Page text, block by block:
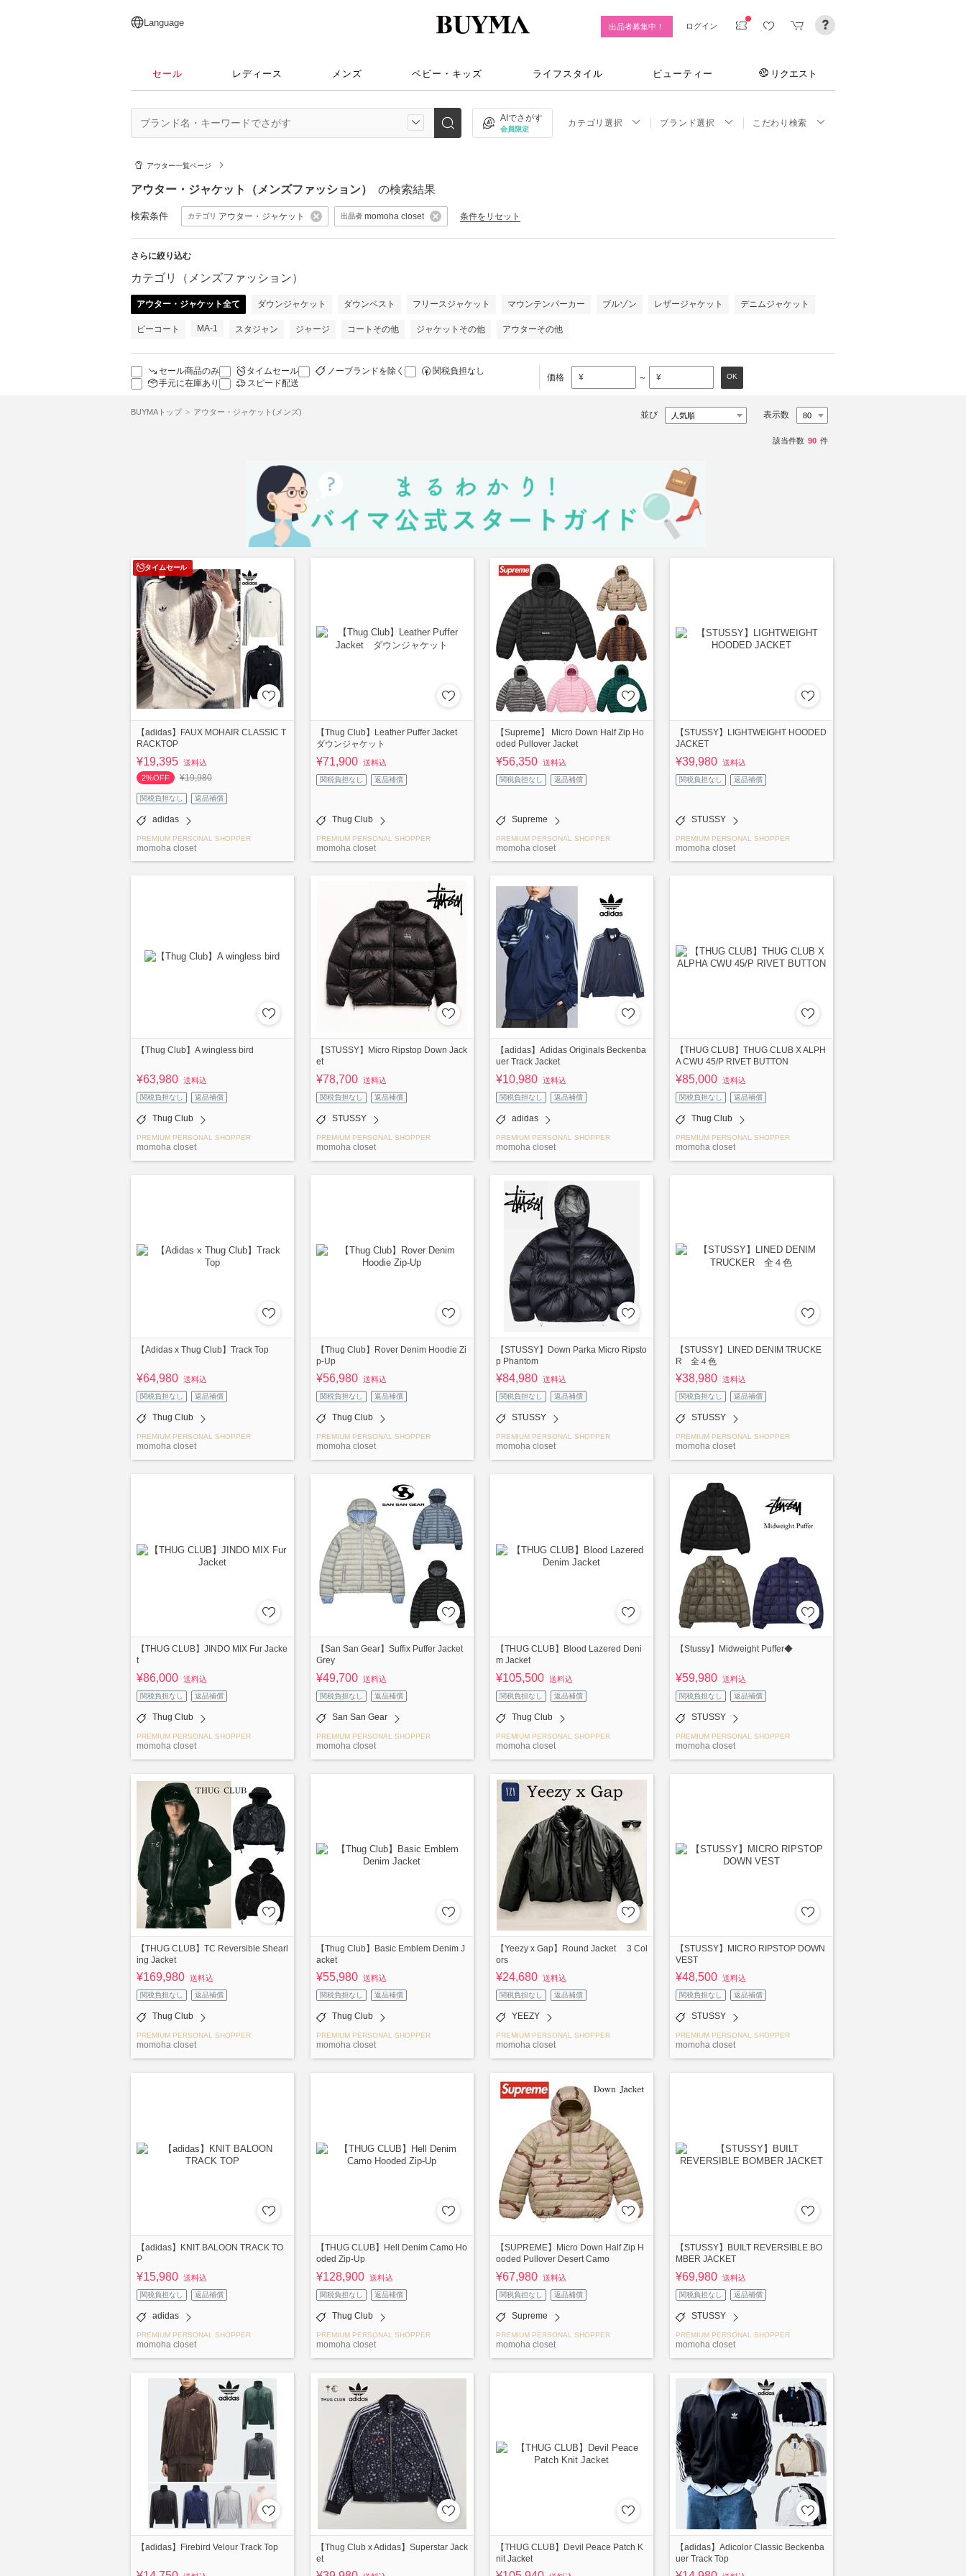
日本語
English
简体中文
繁體中文
Language 出品者募集中！ ログイン
セール レディース メンズ ベビー・キッズ ライフスタイル ビューティー リクエスト
AIでさがす
会員限定
カテゴリ選択 ブランド選択 こだわり検索
アウター一覧ページ
アウター・ジャケット（メンズファッション） の検索結果
検索条件 カテゴリ アウター・ジャケット 出品者 momoha closet 条件をリセット
さらに絞り込む
カテゴリ（メンズファッション）
アウター・ジャケット全て ダウンジャケット ダウンベスト フリースジャケット マウンテンパーカー ブルゾン レザージャケット デニムジャケット
ピーコート MA-1 スタジャン ジャージ コートその他 ジャケットその他 アウターその他
セール商品のみ タイムセール ノーブランドを除く
関税負担なし
手元に在庫あり
スピード配送
価格 ¥ ～ ¥ OK
BUYMAトップ アウター・ジャケット(メンズ) 並び 表示数
該当件数 90 件
タイムセール
【adidas】FAUX MOHAIR CLASSIC T
RACKTOP
¥19,395 送料込
2%OFF
¥19,980
関税負担なし 返品補償
adidas
PREMIUM PERSONAL SHOPPER
momoha closet
【Thug Club】Leather Puffer Jacket
ダウンジャケット
¥71,900 送料込
関税負担なし 返品補償
Thug Club
PREMIUM PERSONAL SHOPPER
momoha closet
【Supreme】 Micro Down Half Zip Ho
oded Pullover Jacket
¥56,350 送料込
関税負担なし 返品補償
Supreme
PREMIUM PERSONAL SHOPPER
momoha closet
【STUSSY】LIGHTWEIGHT HOODED
JACKET
¥39,980 送料込
関税負担なし 返品補償
STUSSY
PREMIUM PERSONAL SHOPPER
momoha closet
【Thug Club】A wingless bird
¥63,980 送料込
関税負担なし 返品補償
Thug Club
PREMIUM PERSONAL SHOPPER
momoha closet
【STUSSY】Micro Ripstop Down Jack
et
¥78,700 送料込
関税負担なし 返品補償
STUSSY
PREMIUM PERSONAL SHOPPER
momoha closet
【adidas】Adidas Originals Beckenba
uer Track Jacket
¥10,980 送料込
関税負担なし 返品補償
adidas
PREMIUM PERSONAL SHOPPER
momoha closet
【THUG CLUB】THUG CLUB X ALPH
A CWU 45/P RIVET BUTTON
¥85,000 送料込
関税負担なし 返品補償
Thug Club
PREMIUM PERSONAL SHOPPER
momoha closet
【Adidas x Thug Club】Track Top
¥64,980 送料込
関税負担なし 返品補償
Thug Club
PREMIUM PERSONAL SHOPPER
momoha closet
【Thug Club】Rover Denim Hoodie Zi
p-Up
¥56,980 送料込
関税負担なし 返品補償
Thug Club
PREMIUM PERSONAL SHOPPER
momoha closet
【STUSSY】Down Parka Micro Ripsto
p Phantom
¥84,980 送料込
関税負担なし 返品補償
STUSSY
PREMIUM PERSONAL SHOPPER
momoha closet
【STUSSY】LINED DENIM TRUCKE
R 全４色
¥38,980 送料込
関税負担なし 返品補償
STUSSY
PREMIUM PERSONAL SHOPPER
momoha closet
【THUG CLUB】JINDO MIX Fur Jacke
t
¥86,000 送料込
関税負担なし 返品補償
Thug Club
PREMIUM PERSONAL SHOPPER
momoha closet
【San San Gear】Suffix Puffer Jacket
Grey
¥49,700 送料込
関税負担なし 返品補償
San San Gear
PREMIUM PERSONAL SHOPPER
momoha closet
【THUG CLUB】Blood Lazered Deni
m Jacket
¥105,500 送料込
関税負担なし 返品補償
Thug Club
PREMIUM PERSONAL SHOPPER
momoha closet
【Stussy】Midweight Puffer◆
¥59,980 送料込
関税負担なし 返品補償
STUSSY
PREMIUM PERSONAL SHOPPER
momoha closet
【THUG CLUB】TC Reversible Shearl
ing Jacket
¥169,980 送料込
関税負担なし 返品補償
Thug Club
PREMIUM PERSONAL SHOPPER
momoha closet
【Thug Club】Basic Emblem Denim J
acket
¥55,980 送料込
関税負担なし 返品補償
Thug Club
PREMIUM PERSONAL SHOPPER
momoha closet
【Yeezy x Gap】Round Jacket 3 Col
ors
¥24,680 送料込
関税負担なし 返品補償
YEEZY
PREMIUM PERSONAL SHOPPER
momoha closet
【STUSSY】MICRO RIPSTOP DOWN
VEST
¥48,500 送料込
関税負担なし 返品補償
STUSSY
PREMIUM PERSONAL SHOPPER
momoha closet
【adidas】KNIT BALOON TRACK TO
P
¥15,980 送料込
関税負担なし 返品補償
adidas
PREMIUM PERSONAL SHOPPER
momoha closet
【THUG CLUB】Hell Denim Camo Ho
oded Zip-Up
¥128,900 送料込
関税負担なし 返品補償
Thug Club
PREMIUM PERSONAL SHOPPER
momoha closet
【SUPREME】Micro Down Half Zip H
ooded Pullover Desert Camo
¥67,980 送料込
関税負担なし 返品補償
Supreme
PREMIUM PERSONAL SHOPPER
momoha closet
【STUSSY】BUILT REVERSIBLE BO
MBER JACKET
¥69,980 送料込
関税負担なし 返品補償
STUSSY
PREMIUM PERSONAL SHOPPER
momoha closet
【adidas】Firebird Velour Track Top
【Thug Club x Adidas】Superstar Jack
et
【THUG CLUB】Devil Peace Patch K
nit Jacket
【adidas】Adicolor Classic Beckenba
uer Track Top